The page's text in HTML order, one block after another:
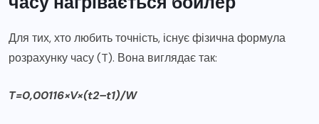
Для тих, хто любить точність, існує фізична формула
розрахунку часу (T). Вона виглядає так:
T=0,00116×V×(t2–t1)/W